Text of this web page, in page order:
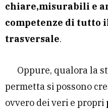
chiare,misurabili e
competenze di tutto
trasversale.
Oppure, qualora la
permetta si possono
ovvero dei veri e propri